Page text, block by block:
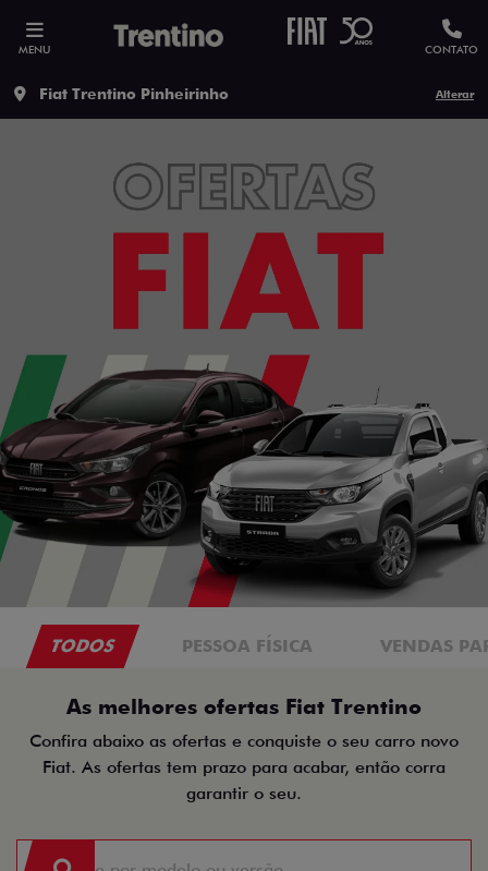
MENU CONTATO
Fiat Trentino Pinheirinho Alterar
TODOS PESSOA FÍSICA VENDAS
As melhores ofertas Fiat Trentino
Confira abaixo as ofertas e conquiste o seu carro novo
Fiat. As ofertas tem prazo para acabar, então corra
garantir o seu.